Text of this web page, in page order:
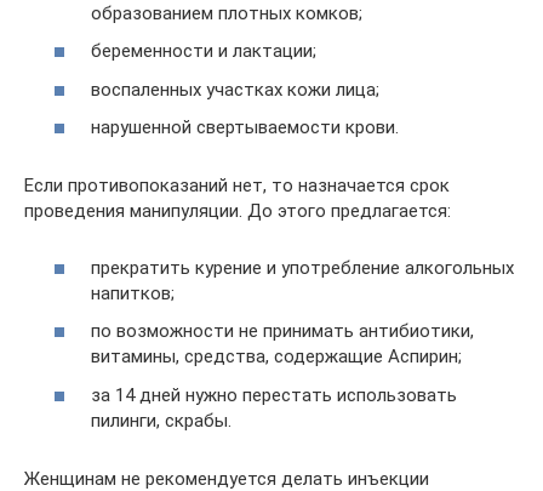
образованием плотных комков;
беременности и лактации;
воспаленных участках кожи лица;
нарушенной свертываемости крови.
Если противопоказаний нет, то назначается срок
проведения манипуляции. До этого предлагается:
прекратить курение и употребление алкогольных
напитков;
по возможности не принимать антибиотики,
витамины, средства, содержащие Аспирин;
за 14 дней нужно перестать использовать
пилинги, скрабы.
Женщинам не рекомендуется делать инъекции